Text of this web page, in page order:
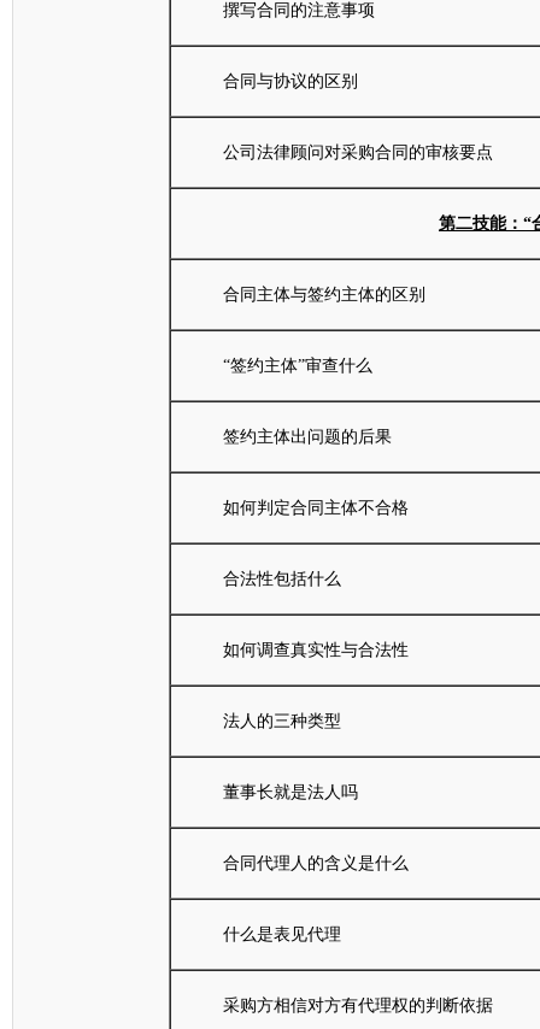
撰写合同的注意事项
合同与协议的区别
公司法律顾问对采购合同的审核要点
第二技能：“
合同主体与签约主体的区别
“签约主体”审查什么
签约主体出问题的后果
如何判定合同主体不合格
合法性包括什么
如何调查真实性与合法性
法人的三种类型
董事长就是法人吗
合同代理人的含义是什么
什么是表见代理
采购方相信对方有代理权的判断依据